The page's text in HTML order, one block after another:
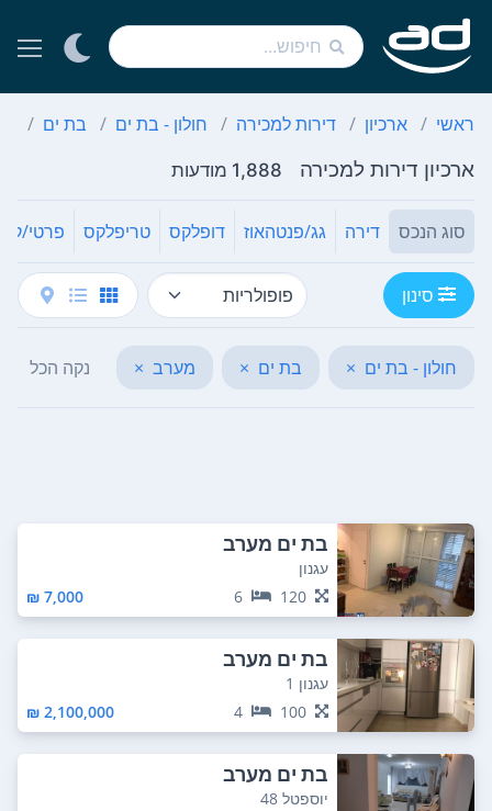
ראשי ארכיון דירות למכירה חולון - בת ים בת ים
ארכיון דירות למכירה 1,888 מודעות
סוג הנכס דירה גג/פנטהאוז דופלקס טריפלקס פרטי/
סינון
חולון - בת ים × בת ים × מערב × נקה הכל
בת ים מערב
עגנון
120
6
7,000 ₪
בת ים מערב
עגנון 1
100
4
2,100,000 ₪
בת ים מערב
יוספטל 48